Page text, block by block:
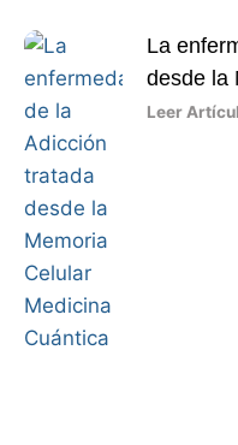
La
desde la
Leer